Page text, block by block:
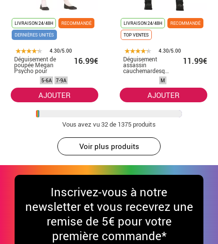
LIVRAISON 24/48H
RECOMMANDÉ
DERNIÈRES UNITÉS
4.30/5.00
Déguisement de
poupée Megan
Psycho pour
filles
16.99€
5-6A 7-9A
AJOUTER
LIVRAISON 24/48H
RECOMMANDÉ
TOP VENTES
4.30/5.00
Déguisement
assassin
cauchemardesque
11.99€
M
AJOUTER
Vous avez vu32de 1375 produits
Voir plus produits
Inscrivez-vous à notre
newsletter et vous recevrez une
remise de 5€ pour votre
première commande*